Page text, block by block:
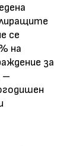
се
на
за
–